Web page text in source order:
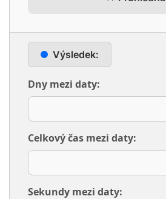
Výsledek:
Dny mezi daty:
Celkový čas mezi daty:
Sekundy mezi daty: